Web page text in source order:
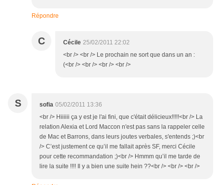
Répondre
C Cécile 25/02/2011 22:02
<br /> <br /> Le prochain ne sort que dans un an :
(<br /> <br /> <br /> <br />
S sofia 05/02/2011 13:36
<br /> Hiiiiii ça y est je l'ai fini, que c'était délicieux!!!!!<br /> La
relation Alexia et Lord Maccon n'est pas sans la rappeler celle
de Mac et Barrons, dans leurs joutes verbales, s'entends ;)<br
/> C’est justement ce qu’il me fallait après SF, merci Cécile
pour cette recommandation ;)<br /> Hmmm qu’il me tarde de
lire la suite !!!! Il y a bien une suite hein ??<br /> <br /> <br />